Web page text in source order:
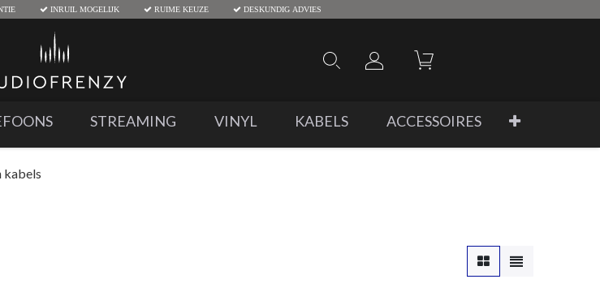
INRUIL MOGELIJK RUIME KEUZE DESKUNDIG ADVIES
STREAMING VINYL KABELS ACCESSOIRES